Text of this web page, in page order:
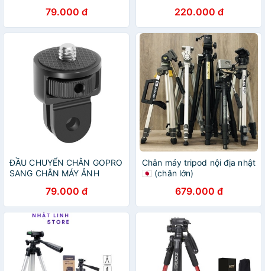
79.000 đ 220.000 đ
ĐẦU CHUYỂN CHÂN GOPRO
SANG CHÂN MÁY ẢNH
79.000 đ
Chân máy tripod nội địa nhật
🇯🇵 (chân lớn)
679.000 đ